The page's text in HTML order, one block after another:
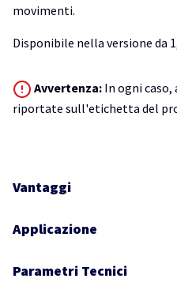
movimenti.
Disponibile nella versione da
Avvertenza: In ogni
riportate sull'etichetta del
Vantaggi
Applicazione
Parametri Tecnici